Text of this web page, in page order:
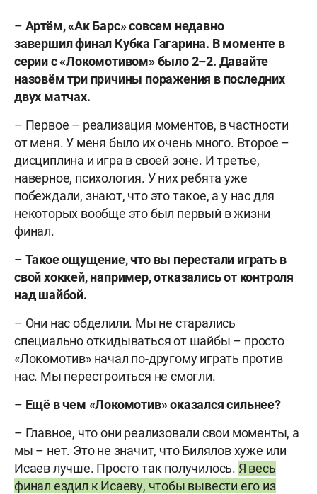
– Артём, «Ак Барс» совсем недавно
завершил финал Кубка Гагарина. В моменте в
сериис«Локомотивом»было 2–2. Давайте
назовём три причины поражения в последних
двух матчах.
– Первое – реализация моментов, в частности
от меня. У меня было их очень много. Второе –
дисциплина и игра в своей зоне. И третье,
наверное, психология. У них ребята уже
побеждали, знают, что это такое, а у нас для
некоторых вообще это был первый в жизни
финал.
– Такое ощущение, что вы перестали играть в
свой хоккей, например, отказались от контроля
над шайбой.
– Они нас обделили. Мы не старались
специально откидываться от шайбы – просто
«Локомотив» начал по-другому играть против
нас. Мы перестроиться не смогли.
– Ещё в чем «Локомотив» оказался сильнее?
– Главное, что они реализовали свои моменты, а
мы – нет. Это не значит, что Билялов хуже или
Исаев лучше. Просто так получилось. Я весь
финал ездил к Исаеву, чтобы вывести его из